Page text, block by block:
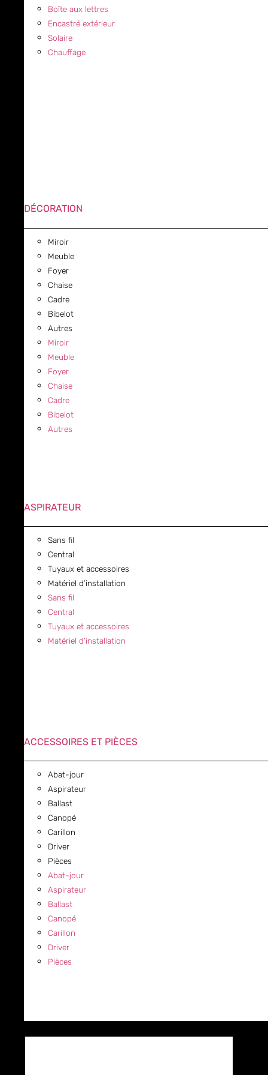
Boîte aux lettres
Encastré extérieur
Solaire
Chauffage
DÉCORATION
Miroir
Meuble
Foyer
Chaise
Cadre
Bibelot
Autres
Miroir
Meuble
Foyer
Chaise
Cadre
Bibelot
Autres
ASPIRATEUR
Sans fil
Central
Tuyaux et accessoires
Matériel d’installation
Sans fil
Central
Tuyaux et accessoires
Matériel d’installation
ACCESSOIRES ET PIÈCES
Abat-jour
Aspirateur
Ballast
Canopé
Carillon
Driver
Pièces
Abat-jour
Aspirateur
Ballast
Canopé
Carillon
Driver
Pièces